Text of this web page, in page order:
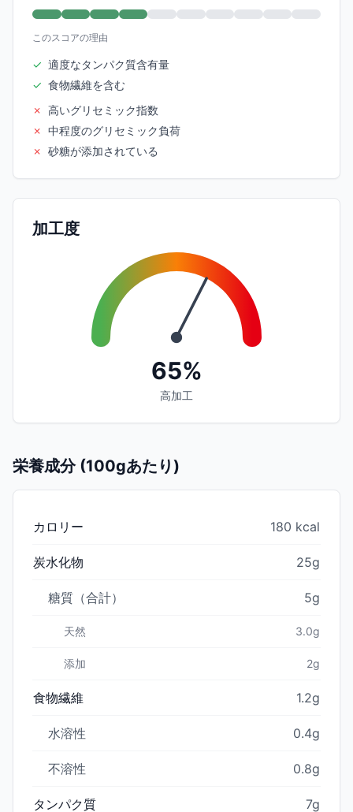
このスコアの理由
✓ 適度なタンパク質含有量
✓ 食物繊維を含む
✗ 高いグリセミック指数
✗ 中程度のグリセミック負荷
✗ 砂糖が添加されている
加工度
65%
高加工
栄養成分 (100gあたり)
カロリー 180 kcal
炭水化物 25g
糖質（合計） 5g
天然 3.0g
添加 2g
食物繊維 1.2g
水溶性 0.4g
不溶性 0.8g
タンパク質 7g